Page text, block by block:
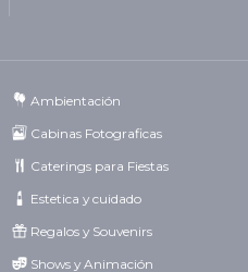
Ambientación
Cabinas Fotograficas
Caterings para Fiestas
Estetica y cuidado
Regalos y Souvenirs
Shows y Animación